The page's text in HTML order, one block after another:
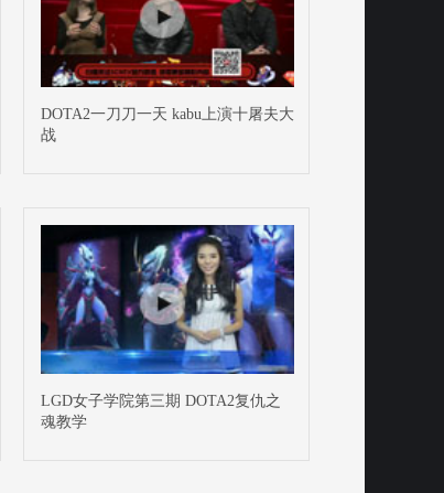
DOTA2一刀刀一天 kabu上演十屠夫大
战
LGD女子学院第三期 DOTA2复仇之
魂教学